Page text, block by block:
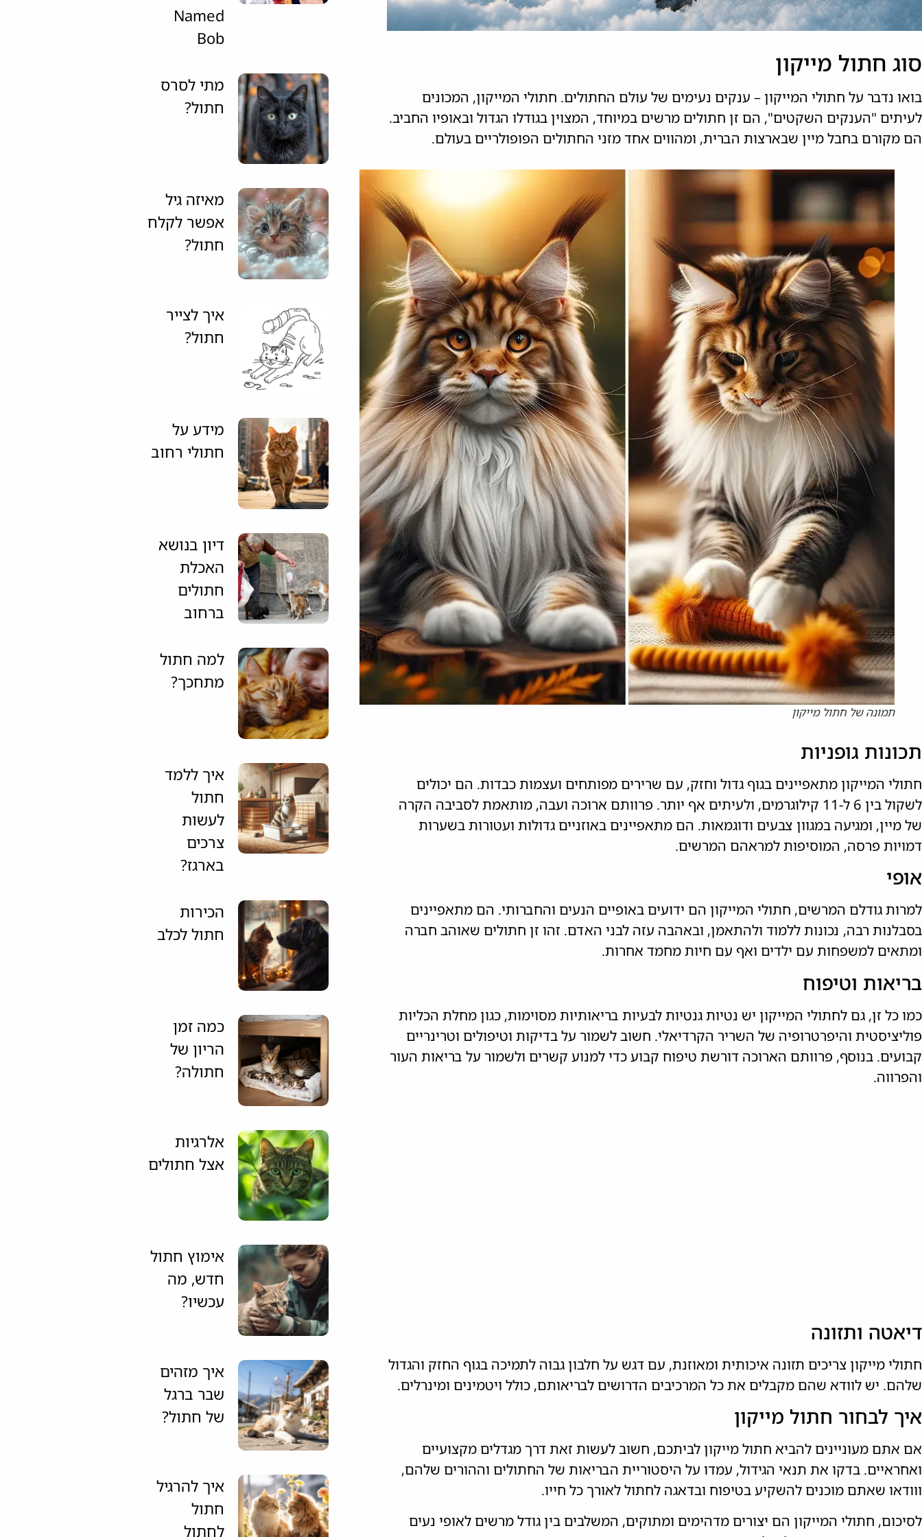
סוג חתול מייקון
בואו נדבר על חתולי המייקון – ענקים נעימים של עולם החתולים. חתולי המייקון, המכונים
לעיתים "הענקים השקטים", הם זן חתולים מרשים במיוחד, המצוין בגודלו הגדול ובאופיו החביב.
הם מקורם בחבל מיין שבארצות הברית, ומהווים אחד מזני החתולים הפופולריים בעולם.
תמונה של חתול מייקון
תכונות גופניות
חתולי המייקון מתאפיינים בגוף גדול וחזק, עם שרירים מפותחים ועצמות כבדות. הם יכולים
לשקול בין 6 ל-11 קילוגרמים, ולעיתים אף יותר. פרוותם ארוכה ועבה, מותאמת לסביבה הקרה
של מיין, ומגיעה במגוון צבעים ודוגמאות. הם מתאפיינים באוזניים גדולות ועטורות בשערות
דמויות פרסה, המוסיפות למראהם המרשים.
אופי
למרות גודלם המרשים, חתולי המייקון הם ידועים באופיים הנעים והחברותי. הם מתאפיינים
בסבלנות רבה, נכונות ללמוד ולהתאמן, ובאהבה עזה לבני האדם. זהו זן חתולים שאוהב חברה
ומתאים למשפחות עם ילדים ואף עם חיות מחמד אחרות.
בריאות וטיפוח
כמו כל זן, גם לחתולי המייקון יש נטיות גנטיות לבעיות בריאותיות מסוימות, כגון מחלת הכליות
פוליציסטית והיפרטרופיה של השריר הקרדיאלי. חשוב לשמור על בדיקות וטיפולים וטרינריים
קבועים. בנוסף, פרוותם הארוכה דורשת טיפוח קבוע כדי למנוע קשרים ולשמור על בריאות העור
והפרווה.
דיאטה ותזונה
חתולי מייקון צריכים תזונה איכותית ומאוזנת, עם דגש על חלבון גבוה לתמיכה בגוף החזק והגדול
שלהם. יש לוודא שהם מקבלים את כל המרכיבים הדרושים לבריאותם, כולל ויטמינים ומינרלים.
איך לבחור חתול מייקון
אם אתם מעוניינים להביא חתול מייקון לביתכם, חשוב לעשות זאת דרך מגדלים מקצועיים
ואחראיים. בדקו את תנאי הגידול, עמדו על היסטוריית הבריאות של החתולים וההורים שלהם,
ווודאו שאתם מוכנים להשקיע בטיפוח ובדאגה לחתול לאורך כל חייו.
לסיכום, חתולי המייקון הם יצורים מדהימים ומתוקים, המשלבים בין גודל מרשים לאופי נעים
Named
Bob
מתי לסרס
חתול?
מאיזה גיל
אפשר לקלח
חתול?
איך לצייר
חתול?
מידע על
חתולי רחוב
דיון בנושא
האכלת
חתולים
ברחוב
למה חתול
מתחכך?
איך ללמד
חתול
לעשות
צרכים
בארגז?
הכירות
חתול לכלב
כמה זמן
הריון של
חתולה?
אלרגיות
אצל חתולים
אימוץ חתול
חדש, מה
עכשיו?
איך מזהים
שבר ברגל
של חתול?
איך להרגיל
חתול
לחתול